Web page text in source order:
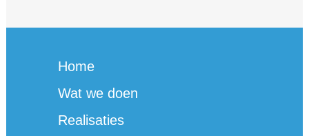
Home
Wat we doen
Realisaties